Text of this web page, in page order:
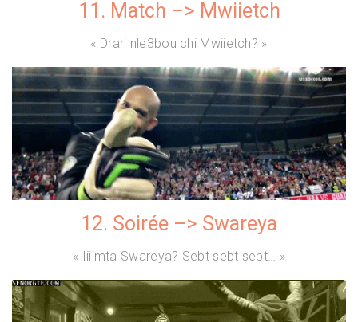
11. Match –> Mwiietch
« Drari nle3bou chi Mwiietch? »
12. Soirée –> Swareya
« Iiiimta Swareya? Sebt sebt sebt… »